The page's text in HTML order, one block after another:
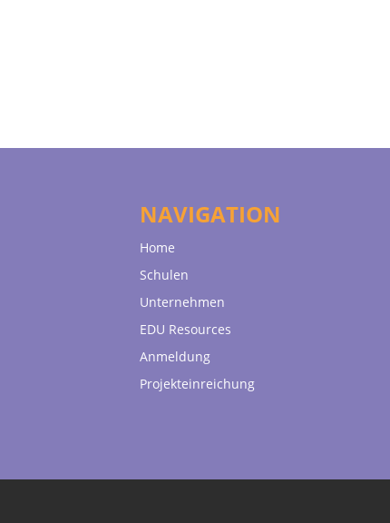
NAVIGATION
Home
Schulen
Unternehmen
EDU Resources
Anmeldung
Projekteinreichung